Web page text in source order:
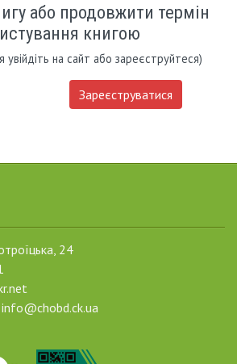
або продовжити термін
книгою
на сайт або зареєструйтеся)
Зареєструватися
24
info@chobd.ck.ua